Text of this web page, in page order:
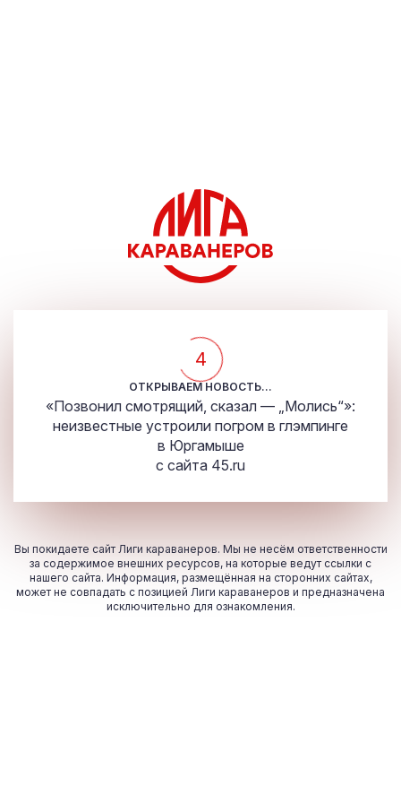
4
ОТКРЫВАЕМ НОВОСТЬ...
«Позвонил смотрящий, сказал — „Молись“»:
неизвестные устроили погром в глэмпинге
в Юргамыше
с сайта 45.ru
Вы покидаете сайт Лиги караванеров. Мы не несём ответственности
за содержимое внешних ресурсов, на которые ведут ссылки с
нашего сайта. Информация, размещённая на сторонних сайтах,
может не совпадать с позицией Лиги караванеров и предназначена
исключительно для ознакомления.